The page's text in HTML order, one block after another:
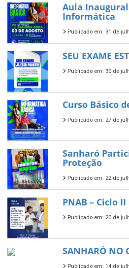
Aula
Informática
Publicado em: 31 de
SEU EXAME
Publicado em: 30 de
Curso Básico
Publicado em: 27 de
Sanharó
Proteção
Publicado em: 22 de
PNAB – Ciclo II
Publicado em: 20 de
SANHARÓ NO
Publicado em: 14 de